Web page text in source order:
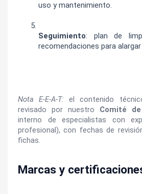
uso y mantenimiento.
Seguimiento: plan de
recomendaciones para
Nota E‑E‑A‑T: el contenido
revisado por nuestro Comité
interno de especialistas con
profesional), con fechas de
fichas.
Marcas y